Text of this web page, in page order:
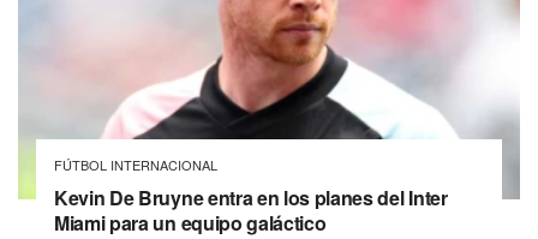
FÚTBOL INTERNACIONAL
Kevin De Bruyne entra en los planes del Inter
Miami para un equipo galáctico